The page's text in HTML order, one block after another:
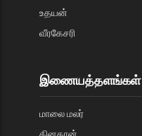
உதயன்
வீரகேசரி
இணையத்தளங்கள்
மாலை மலர்